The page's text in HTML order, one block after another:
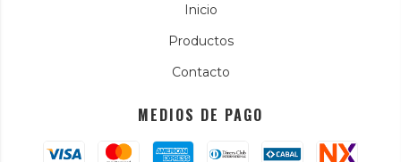
Inicio
Productos
Contacto
MEDIOS DE PAGO